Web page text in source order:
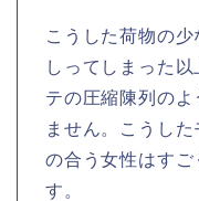
こうした荷物の
しってしまった
テの圧縮陳列の
ません。こうし
の合う女性はすご
す。